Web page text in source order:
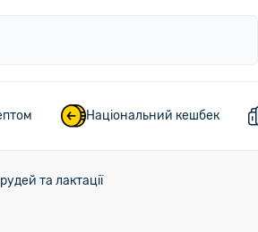
Національний кешбек
та лактації